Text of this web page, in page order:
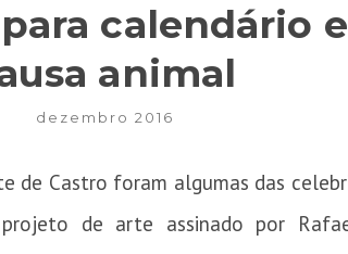
calendário
animal
dezembro 2016
de Castro foram algumas das
de arte assinado por